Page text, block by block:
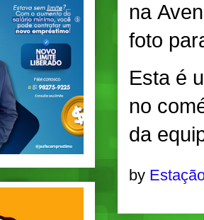
na
foto
Esta é
no
da
by